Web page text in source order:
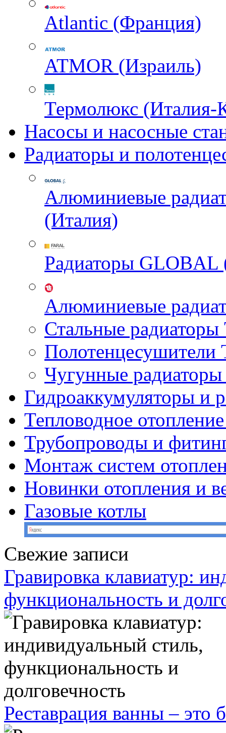
Atlantic (Франция)
ATMOR (Израиль)
Термолюкс (Италия-
Насосы и насосные
Радиаторы и
Алюминиевые
(Италия)
Радиаторы GLOBAL
Алюминиевые
Стальные
Чугунные
Гидроаккумуляторы и
Тепловодное
Трубопроводы и
Монтаж систем
Новинки отопления и
Газовые котлы
Свежие записи
Гравировка клавиатур:
функциональность и
Реставрация ванны – это